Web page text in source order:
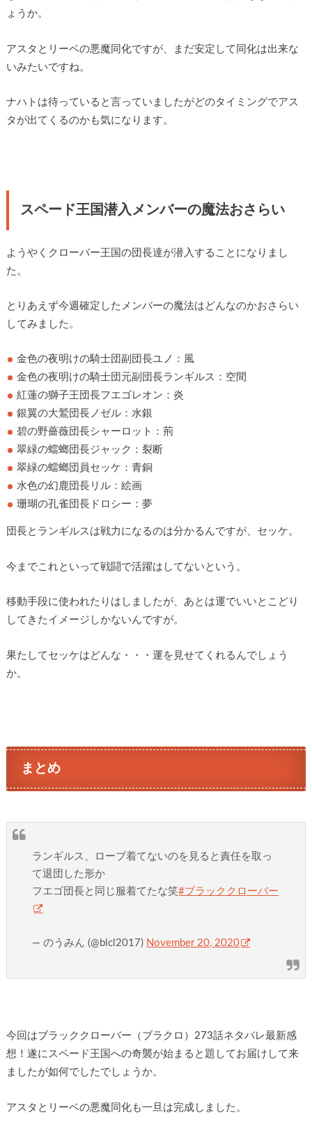
ょうか。
アスタとリーベの悪魔同化ですが、まだ安定して同化は出来な
いみたいですね。
ナハトは待っていると言っていましたがどのタイミングでアス
タが出てくるのかも気になります。
スペード王国潜入メンバーの魔法おさらい
ようやくクローバー王国の団長達が潜入することになりまし
た。
とりあえず今週確定したメンバーの魔法はどんなのかおさらい
してみました。
金色の夜明けの騎士団副団長ユノ：風
金色の夜明けの騎士団元副団長ランギルス：空間
紅蓮の獅子王団長フエゴレオン：炎
銀翼の大鷲団長ノゼル：水銀
碧の野薔薇団長シャーロット：荊
翠緑の蟷螂団長ジャック：裂断
翠緑の蟷螂団員セッケ：青銅
水色の幻鹿団長リル：絵画
珊瑚の孔雀団長ドロシー：夢
団長とランギルスは戦力になるのは分かるんですが、セッケ。
今までこれといって戦闘で活躍はしてないという。
移動手段に使われたりはしましたが、あとは運でいいとこどり
してきたイメージしかないんですが。
果たしてセッケはどんな・・・運を見せてくれるんでしょう
か。
まとめ
ランギルス、ローブ着てないのを見ると責任を取っ
て退団した形か
フエゴ団長と同じ服着てたな笑#ブラッククローバー
— のうみん (@blcl2017) November 20, 2020
今回はブラッククローバー（ブラクロ）273話ネタバレ最新感
想！遂にスペード王国への奇襲が始まると題してお届けして来
ましたが如何でしたでしょうか。
アスタとリーベの悪魔同化も一旦は完成しました。